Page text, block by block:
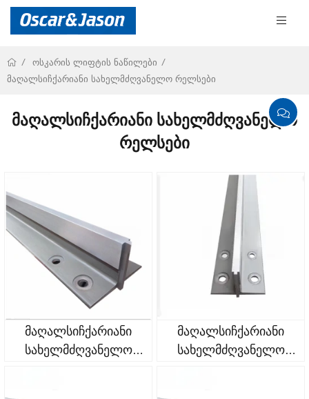
ოსკარის ლიფტის ნაწილები
მაღალსიჩქარიანი სახელმძღვანელო რელსები
მაღალსიჩქარიანი სახელმძღვანელო
რელსები
მაღალსიჩქარიანი
სახელმძღვანელო
მაღალსიჩქარიანი
სახელმძღვანელო